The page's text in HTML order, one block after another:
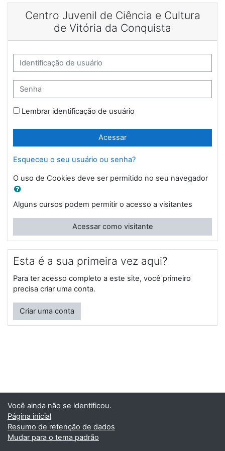
Ir para o conteúdo principal
Centro Juvenil de Ciência e Cultura
de Vitória da Conquista
Identificação de usuário
Senha
Lembrar identificação de usuário
Acessar
Esqueceu o seu usuário ou senha?
O uso de Cookies deve ser permitido no seu navegador
Alguns cursos podem permitir o acesso a visitantes
Acessar como visitante
Esta é a sua primeira vez aqui?
Para ter acesso completo a este site, você primeiro
precisa criar uma conta.
Criar uma conta
Você ainda não se identificou.
Página inicial
Resumo de retenção de dados
Mudar para o tema padrão